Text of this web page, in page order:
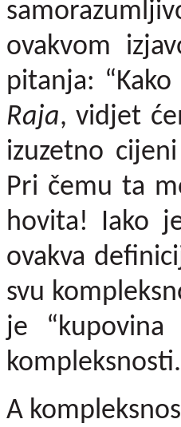
ovakvom
pitanja:
Raja, vidjet
izuzetno
Pri čemu ta
hovita! Iako
ovakva
svu
je “kupovina
kompleksnosti.
A